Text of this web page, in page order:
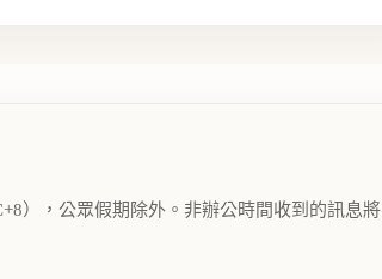
），公眾假期除外。非辦公時間收到的訊息將